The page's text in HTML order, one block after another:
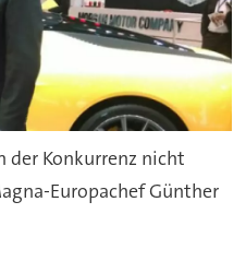
Konkurrenz nicht
Europachef Günther